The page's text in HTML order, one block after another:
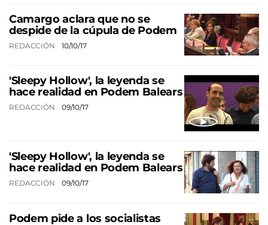
Camargo aclara que no se
despide de la cúpula de Podem
REDACCIÓN 10/10/17
'Sleepy Hollow', la leyenda se
hace realidad en Podem Balears
REDACCIÓN 09/10/17
'Sleepy Hollow', la leyenda se
hace realidad en Podem Balears
REDACCIÓN 09/10/17
Podem pide a los socialistas